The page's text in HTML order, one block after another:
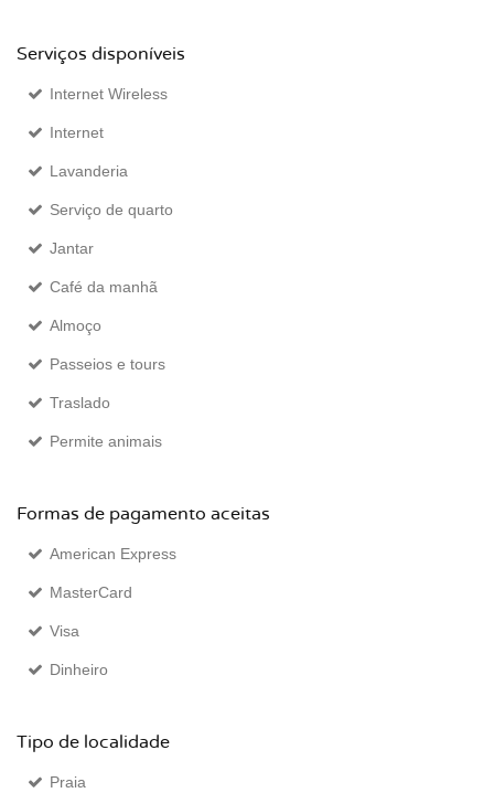
Serviços disponíveis
Internet Wireless
Internet
Lavanderia
Serviço de quarto
Jantar
Café da manhã
Almoço
Passeios e tours
Traslado
Permite animais
Formas de pagamento aceitas
American Express
MasterCard
Visa
Dinheiro
Tipo de localidade
Praia